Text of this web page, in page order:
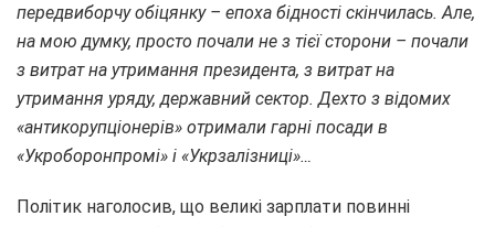
передвиборчу обіцянку – епоха бідності скінчилась. Але,
на мою думку, просто почали не з тієї сторони – почали
з витрат на утримання президента, з витрат на
утримання уряду, державний сектор. Дехто з відомих
«антикорупціонерів» отримали гарні посади в
«Укроборонпромі» і «Укрзалізниці»…
Політик наголосив, що великі зарплати повинні